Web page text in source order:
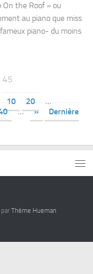
On the Roof » ou
au piano que miss
piano- du moins
45
10 20
…
… »
Dernière
Thème Hueman